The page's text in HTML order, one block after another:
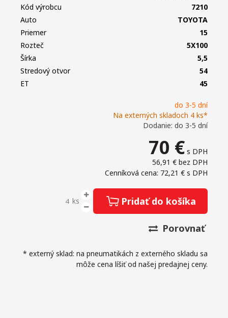
do 3-5 dní
Na externých skladoch 4 ks*
Dodanie: do 3-5 dní
70 € s DPH
56,91 € bez DPH
Cenníková cena: 72,21 € s DPH
ks Pridať do košíka
Porovnať
* externý sklad: na pneumatikách z externého skladu sa
môže cena líšiť od našej predajnej ceny.
Kód výrobcu
7210
Auto
TOYOTA
Priemer
15
Rozteč
5X100
Šírka
5,5
Stredový otvor
54
ET
45